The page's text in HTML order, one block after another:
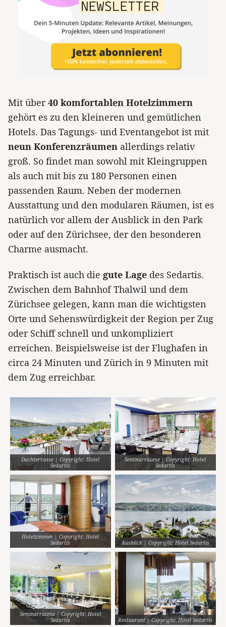
Mit über40 komfortablen Hotelzimmern
gehört es zu den kleineren und gemütlichen
Hotels. Das Tagungs- und Eventangebot ist mit
neun Konferenzräumen allerdings relativ
groß. So findet man sowohl mit Kleingruppen
als auch mit bis zu 180 Personen einen
passenden Raum. Neben der modernen
Ausstattung und den modularen Räumen, ist es
natürlich vor allem der Ausblick in den Park
oder auf den Zürichsee, der den besonderen
Charme ausmacht.
Praktisch ist auch die gute Lage des Sedartis.
Zwischen dem Bahnhof Thalwil und dem
Zürichsee gelegen, kann man die wichtigsten
Orte und Sehenswürdigkeit der Region per Zug
oder Schiff schnell und unkompliziert
erreichen. Beispielsweise ist der Flughafen in
circa 24 Minuten und Zürich in 9 Minuten mit
dem Zug erreichbar.
Dachterrasse | Copyright: Hotel
Sedartis
Seminarräume | Copyright: Hotel
Sedartis
Hotelzimmer | Copyright: Hotel
Sedartis
Ausblick | Copyright: Hotel Sedartis
Seminarräume | Copyright: Hotel
Sedartis
Restaurant | Copyright: Hotel Sedartis